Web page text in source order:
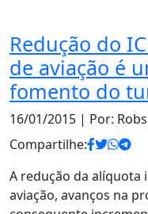
Redução do
de aviação é
fomento do
16/01/2015 | Por:
Compartilhe:
A redução da alíquota
aviação, avanços na